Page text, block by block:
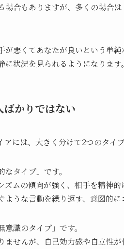
場合もありますが、多くの場合
が悪くてあなたが良いという単
に状況を見られるようになります。
ばかりではない
アには、大きく分けて2つのタイプ
タイプ」です。
ズムの傾向が強く、相手を精神
ような言動を繰り返す、意図的
意識のタイプ」です。
ませんが、自己効力感や自立性